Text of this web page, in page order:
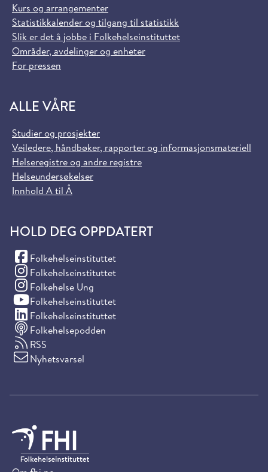
Kurs og arrangementer
Statistikkalender og tilgang til statistikk
Slik er det å jobbe i Folkehelseinstituttet
Områder, avdelinger og enheter
For pressen
ALLE VÅRE
Studier og prosjekter
Veiledere, håndbøker, rapporter og informasjonsmateriell
Helseregistre og andre registre
Helseundersøkelser
Innhold A til Å
HOLD DEG OPPDATERT
Folkehelseinstituttet
(Facebook)
Folkehelseinstituttet
(Instagram)
Folkehelse Ung
(Instagram)
Folkehelseinstituttet
(YouTube)
Folkehelseinstituttet
(LinkedIn)
Folkehelsepodden
RSS
Nyhetsvarsel